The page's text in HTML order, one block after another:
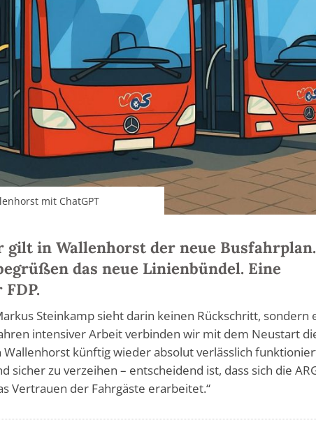
mit ChatGPT
gilt in Wallenhorst der neue
das neue Linienbündel. Eine
Steinkamp sieht darin keinen Rückschritt, sondern
intensiver Arbeit verbinden wir mit dem Neustart
Wallenhorst künftig wieder absolut verlässlich
sicher zu verzeihen – entscheidend ist, dass sich die
Vertrauen der Fahrgäste erarbeitet.“